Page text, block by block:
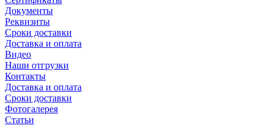
Документы
Реквизиты
Сроки доставки
Доставка и оплата
Видео
Наши отгрузки
Контакты
Доставка и оплата
Сроки доставки
Фотогалерея
Статьи